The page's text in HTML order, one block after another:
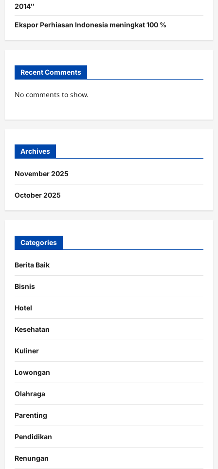
2014″
Ekspor Perhiasan Indonesia meningkat 100 %
Recent Comments
No comments to show.
Archives
November 2025
October 2025
Categories
Berita Baik
Bisnis
Hotel
Kesehatan
Kuliner
Lowongan
Olahraga
Parenting
Pendidikan
Renungan